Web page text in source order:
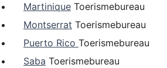
Martinique Toerismebureau
Montserrat Toerismebureau
Puerto Rico Toerismebureau
Saba Toerismebureau